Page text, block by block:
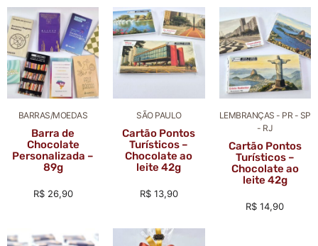
BARRAS/MOEDAS
Barra de
Chocolate
Personalizada –
89g
R$26,90
SÃO PAULO
Cartão Pontos
Turísticos –
Chocolate ao
leite 42g
R$13,90
LEMBRANÇAS - PR - SP
- RJ
Cartão Pontos
Turísticos –
Chocolate ao
leite 42g
R$ 14,90